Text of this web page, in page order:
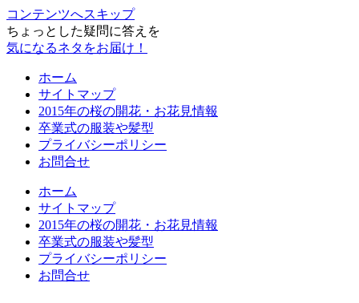
コンテンツへスキップ
ちょっとした疑問に答えを
気になるネタをお届け！
ホーム
サイトマップ
2015年の桜の開花・お花見情報
卒業式の服装や髪型
プライバシーポリシー
お問合せ
ホーム
サイトマップ
2015年の桜の開花・お花見情報
卒業式の服装や髪型
プライバシーポリシー
お問合せ